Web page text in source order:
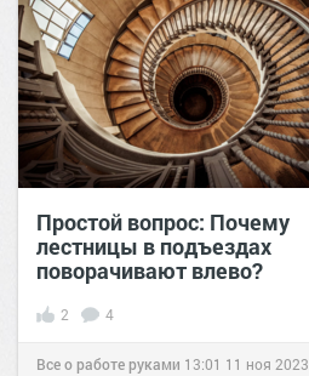
Простой вопрос: Почему
лестницы в подъездах
поворачивают влево?
2 4
Все о работе руками 13:01 11 ноя 2023